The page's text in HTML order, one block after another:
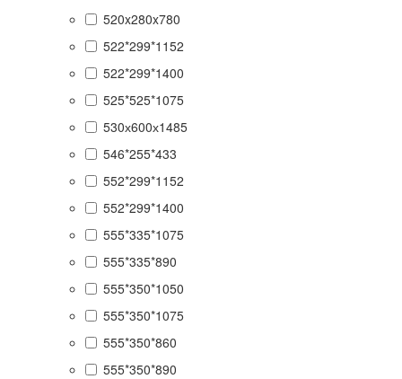
520x280x780
522*299*1152
522*299*1400
525*525*1075
530х600х1485
546*255*433
552*299*1152
552*299*1400
555*335*1075
555*335*890
555*350*1050
555*350*1075
555*350*860
555*350*890